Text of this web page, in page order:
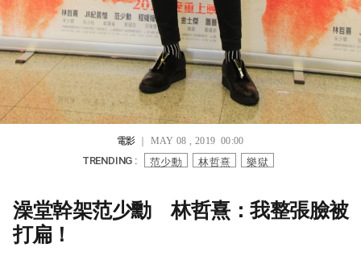
電影｜ MAY 08 , 2019 00:00
TRENDING : 范少勳 林哲熹 樂獄
澡堂幹架范少勳 林哲熹：我整張臉被
打扁！